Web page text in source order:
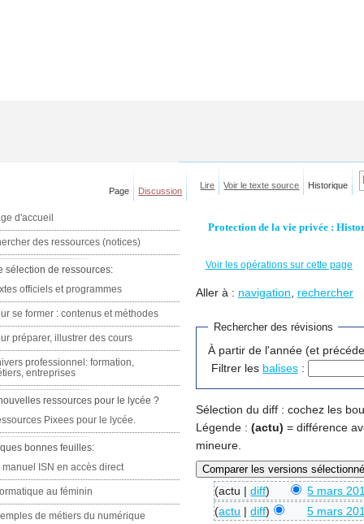
Protection de la vie privée :
Voir les opérations sur cette page
Aller à : navigation, rechercher
Rechercher des révisions
À partir de l'année (et
Filtrer les balises :
Sélection du diff : cochez les
Légende : (actu) = différence
mineure.
(actu |diff)
5 mars
(actu |diff)
5 mars
Page Discussion
Lire Voir le texte source Historique
d'accueil
des ressources (notices)
sélection de ressources:
officiels et programmes
se former : contenus et méthodes
préparer, illustrer des cours
professionnel: formation,
entreprises
ressources pour le lycée ?
Pixees pour le lycée.
bonnes feuilles:
manuel ISN en accès direct
au féminin
de métiers du numérique